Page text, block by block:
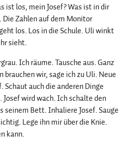
ist los, mein Josef? Was ist in dir
Die Zahlen auf dem Monitor
los. Los in die Schule. Uli winkt
sieht.
Ich räume. Tausche aus. Ganz
wir, sage ich zu Uli. Neue
auch die anderen Dinge
wird wach. Ich schalte den
seinem Bett. Inhaliere Josef. Sauge
Lege ihn mir über die Knie.
kann.